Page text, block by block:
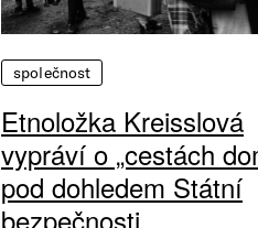
společnost
Etnoložka Kreisslová
vypráví o „cestách
pod dohledem Státní
bezpečnosti